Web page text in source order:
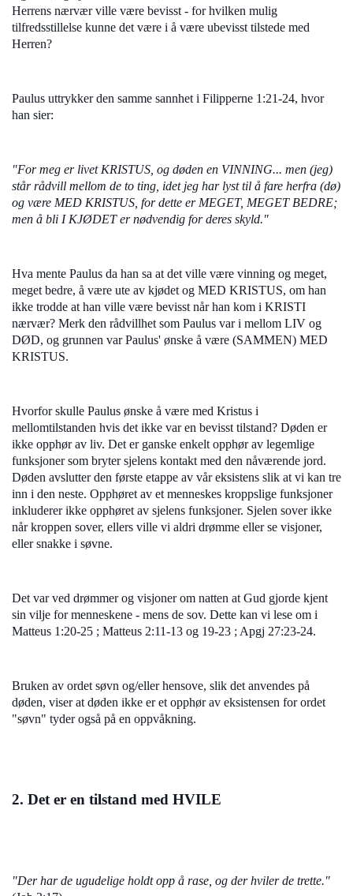
Herrens nærvær ville være bevisst - for hvilken mulig
tilfredsstillelse kunne det være i å være ubevisst tilstede med
Herren?
Paulus uttrykker den samme sannhet i Filipperne 1:21-24, hvor
han sier:
"For meg er livet KRISTUS, og døden en VINNING... men (jeg)
står rådvill mellom de to ting, idet jeg har lyst til å fare herfra (dø)
og være MED KRISTUS, for dette er MEGET, MEGET BEDRE;
men å bli I KJØDET er nødvendig for deres skyld."
Hva mente Paulus da han sa at det ville være vinning og meget,
meget bedre, å være ute av kjødet og MED KRISTUS, om han
ikke trodde at han ville være bevisst når han kom i KRISTI
nærvær? Merk den rådvillhet som Paulus var i mellom LIV og
DØD, og grunnen var Paulus' ønske å være (SAMMEN) MED
KRISTUS.
Hvorfor skulle Paulus ønske å være med Kristus i
mellomtilstanden hvis det ikke var en bevisst tilstand? Døden er
ikke opphør av liv. Det er ganske enkelt opphør av legemlige
funksjoner som bryter sjelens kontakt med den nåværende jord.
Døden avslutter den første etappe av vår eksistens slik at vi kan tre
inn i den neste. Opphøret av et menneskes kroppslige funksjoner
inkluderer ikke opphøret av sjelens funksjoner. Sjelen sover ikke
når kroppen sover, ellers ville vi aldri drømme eller se visjoner,
eller snakke i søvne.
Det var ved drømmer og visjoner om natten at Gud gjorde kjent
sin vilje for menneskene - mens de sov. Dette kan vi lese om i
Matteus 1:20-25 ; Matteus 2:11-13 og 19-23 ; Apgj 27:23-24.
Bruken av ordet søvn og/eller hensove, slik det anvendes på
døden, viser at døden ikke er et opphør av eksistensen for ordet
"søvn" tyder også på en oppvåkning.
2. Det er en tilstand med HVILE
"Der har de ugudelige holdt opp å rase, og der hviler de trette."